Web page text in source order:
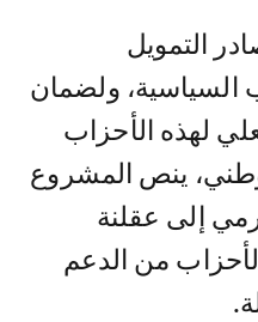
التمويل
السياسية، ولضمان
لهذه الأحزاب
ينص المشروع
إلى عقلنة
من الدعم